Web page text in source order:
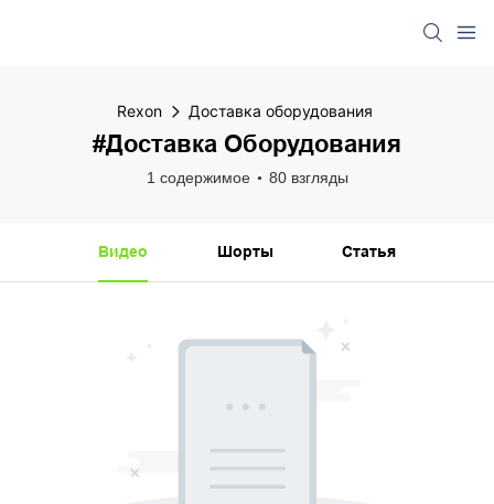
Rexon Доставка оборудования
#Доставка Оборудования
1 содержимое 80 взгляды
Видео Шорты Статья